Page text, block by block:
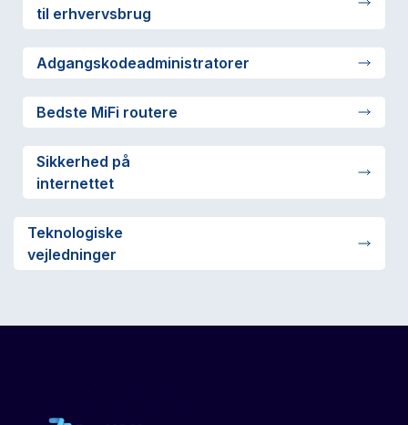
til erhvervsbrug
Adgangskodeadministratorer
Bedste MiFi routere
Sikkerhed på
internettet
Teknologiske
vejledninger